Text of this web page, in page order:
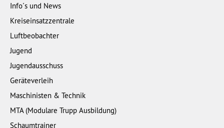
Info´s und News
Kreiseinsatzzentrale
Luftbeobachter
Jugend
Jugendausschuss
Geräteverleih
Maschinisten & Technik
MTA (Modulare Trupp Ausbildung)
Schaumtrainer